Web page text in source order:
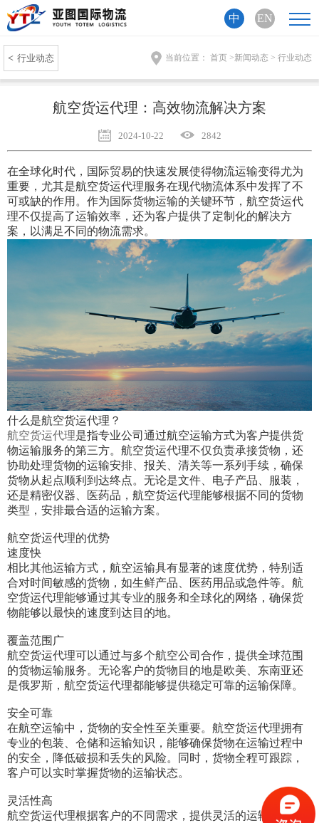
中 EN
< 行业动态 当前位置： 首页 >新闻动态 > 行业动态
航空货运代理：高效物流解决方案
2024-10-22 2842
在全球化时代，国际贸易的快速发展使得物流运输变得尤为
重要，尤其是航空货运代理服务在现代物流体系中发挥了不
可或缺的作用。作为国际货物运输的关键环节，航空货运代
理不仅提高了运输效率，还为客户提供了定制化的解决方
案，以满足不同的物流需求。
什么是航空货运代理？
航空货运代理是指专业公司通过航空运输方式为客户提供货
物运输服务的第三方。航空货运代理不仅负责承接货物，还
协助处理货物的运输安排、报关、清关等一系列手续，确保
货物从起点顺利到达终点。无论是文件、电子产品、服装，
还是精密仪器、医药品，航空货运代理能够根据不同的货物
类型，安排最合适的运输方案。
航空货运代理的优势
速度快
相比其他运输方式，航空运输具有显著的速度优势，特别适
合对时间敏感的货物，如生鲜产品、医药用品或急件等。航
空货运代理能够通过其专业的服务和全球化的网络，确保货
物能够以最快的速度到达目的地。
覆盖范围广
航空货运代理可以通过与多个航空公司合作，提供全球范围
的货物运输服务。无论客户的货物目的地是欧美、东南亚还
是俄罗斯，航空货运代理都能够提供稳定可靠的运输保障。
安全可靠
在航空运输中，货物的安全性至关重要。航空货运代理拥有
专业的包装、仓储和运输知识，能够确保货物在运输过程中
的安全，降低破损和丢失的风险。同时，货物全程可跟踪，
客户可以实时掌握货物的运输状态。
灵活性高
航空货运代理根据客户的不同需求，提供灵活的运输服务，